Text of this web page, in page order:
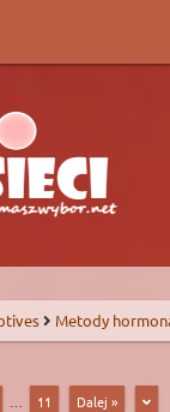
Metody
11 Dalej »